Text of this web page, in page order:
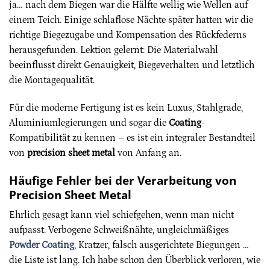
ja… nach dem Biegen war die Hälfte wellig wie Wellen auf
einem Teich. Einige schlaflose Nächte später hatten wir die
richtige Biegezugabe und Kompensation des Rückfederns
herausgefunden. Lektion gelernt: Die Materialwahl
beeinflusst direkt Genauigkeit, Biegeverhalten und letztlich
die Montagequalität.
Für die moderne Fertigung ist es kein Luxus, Stahlgrade,
Aluminiumlegierungen und sogar die Coating-
Kompatibilität zu kennen – es ist ein integraler Bestandteil
von precision sheet metal von Anfang an.
Häufige Fehler bei der Verarbeitung von
Precision Sheet Metal
Ehrlich gesagt kann viel schiefgehen, wenn man nicht
aufpasst. Verbogene Schweißnähte, ungleichmäßiges
Powder Coating, Kratzer, falsch ausgerichtete Biegungen …
die Liste ist lang. Ich habe schon den Überblick verloren, wie